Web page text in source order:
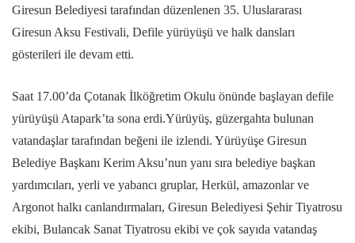
Giresun Belediyesi tarafından düzenlenen 35. Uluslararası
Giresun Aksu Festivali, Defile yürüyüşü ve halk dansları
gösterileri ile devam etti.
Saat 17.00’da Çotanak İlköğretim Okulu önünde başlayan defile
yürüyüşü Atapark’ta sona erdi.Yürüyüş, güzergahta bulunan
vatandaşlar tarafından beğeni ile izlendi. Yürüyüşe Giresun
Belediye Başkanı Kerim Aksu’nun yanı sıra belediye başkan
yardımcıları, yerli ve yabancı gruplar, Herkül, amazonlar ve
Argonot halkı canlandırmaları, Giresun Belediyesi Şehir Tiyatrosu
ekibi, Bulancak Sanat Tiyatrosu ekibi ve çok sayıda vatandaş